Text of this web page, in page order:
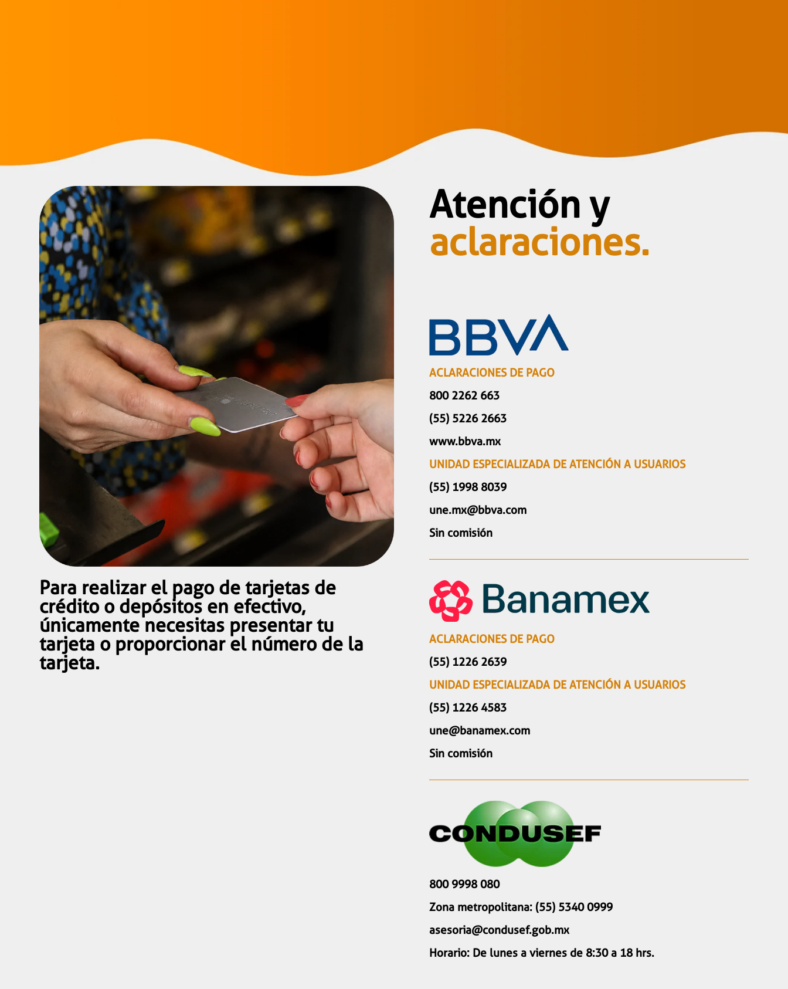
Para realizar el pago de tarjetas de
crédito o depósitos en efectivo,
únicamente necesitas presentar tu
tarjeta o proporcionar el número de la
tarjeta.
Atención y
aclaraciones.
ACLARACIONES DE PAGO
800 2262 663
(55) 5226 2663
www.bbva.mx
UNIDAD ESPECIALIZADA DE ATENCIÓN A USUARIOS
(55) 1998 8039
une.mx@bbva.com
Sin comisión
ACLARACIONES DE PAGO
(55) 1226 2639
UNIDAD ESPECIALIZADA DE ATENCIÓN A USUARIOS
(55) 1226 4583
une@banamex.com
Sin comisión
800 9998 080
Zona metropolitana: (55) 5340 0999
asesoria@condusef.gob.mx
Horario: De lunes a viernes de 8:30 a 18 hrs.